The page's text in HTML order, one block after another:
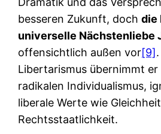
besseren Zukunft, dochdie
universelle Nächstenliebe
offensichtlich außen vor[9]
Libertarismus übernimmt er
radikalen Individualismus,
liberale Werte wie
Rechtsstaatlichkeit.